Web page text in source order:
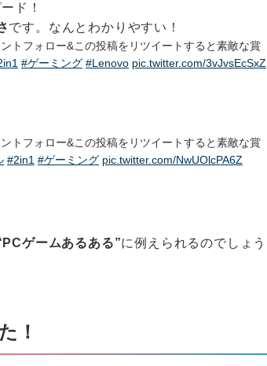
ド！
です。なんとわかりやすい！
トフォロー&この投稿をリツイートすると素敵な賞
#ゲーミング #Lenovo pic.twitter.com/3vJvsEcSxZ
トフォロー&この投稿をリツイートすると素敵な賞
#2in1 #ゲーミング pic.twitter.com/NwUOlcPA6Z
ゲームあるある”に例えられるのでしょう
！